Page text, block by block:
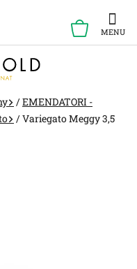
KOSÁR
/EMENDATORI -
/Variegato Meggy 3,5